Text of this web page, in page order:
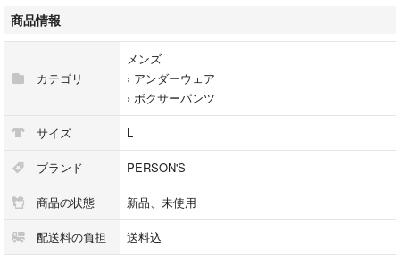
Lサイズ
ウエスト : 約84cm〜94㎝
ポリエステル65%
それぞれのセットの内訳です。
①赤×黒、青×黒
②赤×チャコールグレー、青×黒
商品情報
カテゴリ
メンズ
› アンダーウェア
› ボクサーパンツ
サイズ L
ブランド PERSON'S
商品の状態 新品、未使用
配送料の負担 送料込